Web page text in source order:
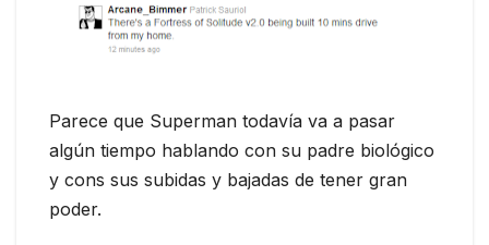
Parece que Superman todavía va a pasar
algún tiempo hablando con su padre biológico
y cons sus subidas y bajadas de tener gran
poder.